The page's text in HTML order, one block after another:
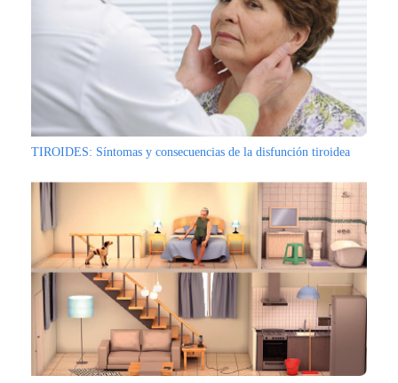
TIROIDES: Síntomas y consecuencias de la disfunción tiroidea